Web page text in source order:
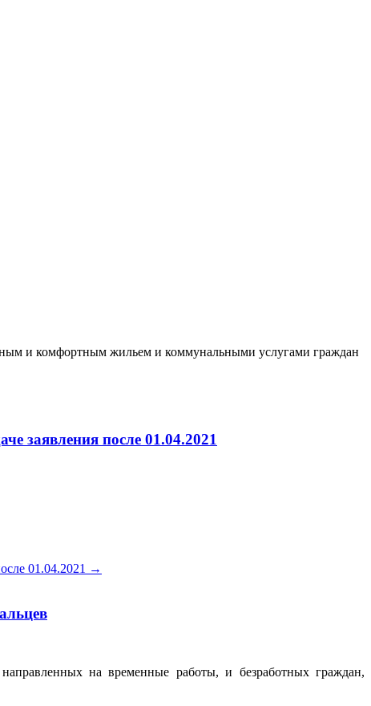
и комфортным жильем и коммунальными услугами граждан
заявления после 01.04.2021
01.04.2021 →
на временные работы, и безработных граждан,